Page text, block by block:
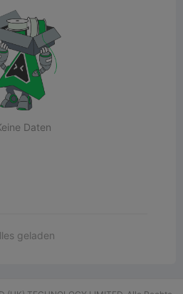
Daten
geladen